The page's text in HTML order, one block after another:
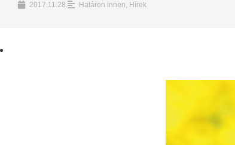
2017.11.28. Határon innen, Hírek